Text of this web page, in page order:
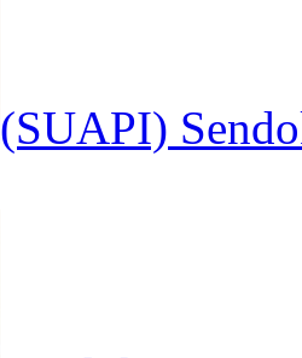
(SUAPI)